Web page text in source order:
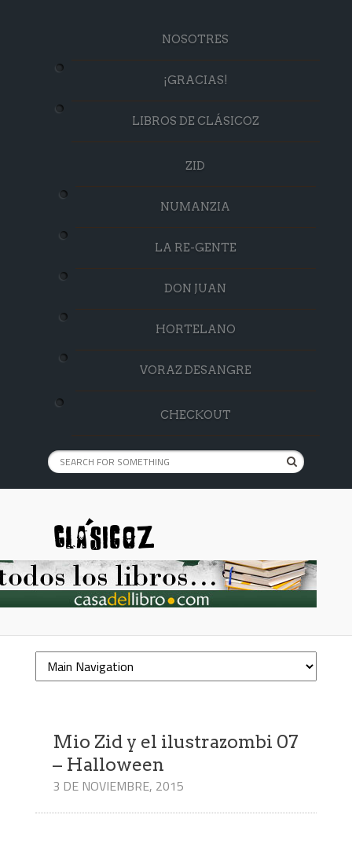
NOSOTRES
¡GRACIAS!
LIBROS DE CLÁSICOZ
ZID
NUMANZIA
LA RE-GENTE
DON JUAN
HORTELANO
VORAZ DESANGRE
CHECKOUT
Mio Zid y el ilustrazombi 07
– Halloween
3 DE NOVIEMBRE, 2015